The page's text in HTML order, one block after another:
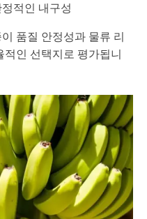
적인 내구성
품질 안정성과 물류 리
인 선택지로 평가됩니